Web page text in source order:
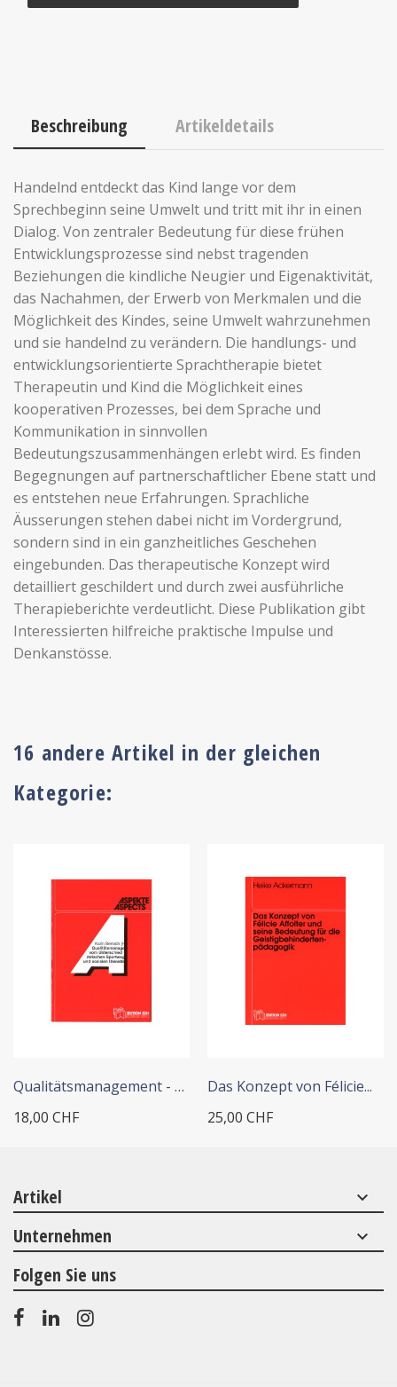
Beschreibung Artikeldetails
Handelnd entdeckt das Kind lange vor dem
Sprechbeginn seine Umwelt und tritt mit ihr in einen
Dialog. Von zentraler Bedeutung für diese frühen
Entwicklungsprozesse sind nebst tragenden
Beziehungen die kindliche Neugier und Eigenaktivität,
das Nachahmen, der Erwerb von Merkmalen und die
Möglichkeit des Kindes, seine Umwelt wahrzunehmen
und sie handelnd zu verändern. Die handlungs- und
entwicklungsorientierte Sprachtherapie bietet
Therapeutin und Kind die Möglichkeit eines
kooperativen Prozesses, bei dem Sprache und
Kommunikation in sinnvollen
Bedeutungszusammenhängen erlebt wird. Es finden
Begegnungen auf partnerschaftlicher Ebene statt und
es entstehen neue Erfahrungen. Sprachliche
Äusserungen stehen dabei nicht im Vordergrund,
sondern sind in ein ganzheitliches Geschehen
eingebunden. Das therapeutische Konzept wird
detailliert geschildert und durch zwei ausführliche
Therapieberichte verdeutlicht. Diese Publikation gibt
Interessierten hilfreiche praktische Impulse und
Denkanstösse.
16 andere Artikel in der gleichen
Kategorie:
Qualitätsmanagement - vom...
18,00 CHF
Das Konzept von Félicie...
25,00 CHF
Artikel keyboard_arrow_down
Unternehmen keyboard_arrow_down
Folgen Sie uns